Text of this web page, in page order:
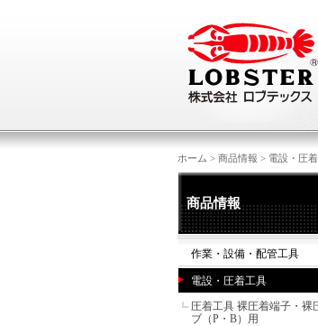
ホーム > 商品情報 > 電設・圧
商品情報
作業・設備・配管工具
電設・圧着工具
圧着工具 裸圧着端子・裸
ブ（P・B）用